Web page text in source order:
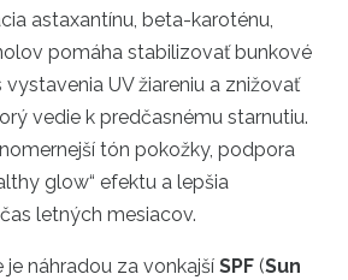
astaxantínu, beta-karoténu,
pomáha stabilizovať bunkové
UV žiareniu a znižovať
vedie k predčasnému starnutiu.
tón pokožky, podpora
glow“ efektu a lepšia
letných mesiacov.
je náhradou za vonkajší SPF (Sun